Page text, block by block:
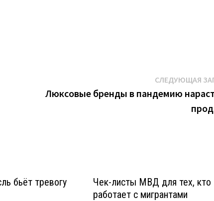
СЛЕДУЮЩАЯ
Люксовые бренды в пандемию
бьёт тревогу
Чек-листы МВД для тех, кто
работает с мигрантами